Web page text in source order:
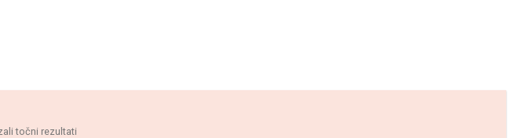
točni rezultati